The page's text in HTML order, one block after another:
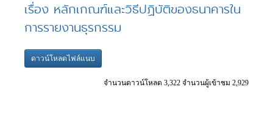
เรื่อง หลักเกณฑ์และวิธีปฏิบัติของธนาคารใน
การรายงานธุรกรรม
ดาวน์โหลดไฟล์แนบ
จำนวนดาวน์โหลด 3,322 จำนวนผู้เข้าชม 2,929